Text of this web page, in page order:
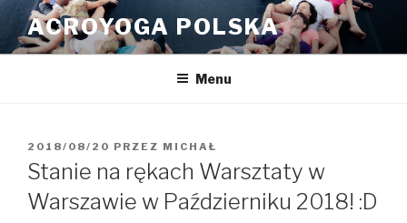
Przeskocz
treści
ACROYOGA POLSKA
Menu
OPUBLIKOWANE
W
2018/08/20 PRZEZ MICHAŁ
Stanie na rękach Warsztaty w
Warszawie w Październiku 2018! :D